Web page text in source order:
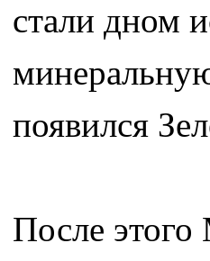
стали дном
появился
После этого